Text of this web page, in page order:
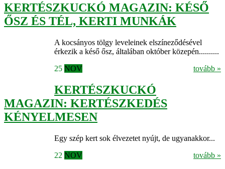
KERTÉSZKUCKÓ MAGAZIN: KÉSŐ
ŐSZ ÉS TÉL, KERTI MUNKÁK
A kocsányos tölgy leveleinek elszíneződésével
érkezik a késő ősz, általában október közepén..........
tovább »
25 NOV
KERTÉSZKUCKÓ
MAGAZIN: KERTÉSZKEDÉS
KÉNYELMESEN
Egy szép kert sok élvezetet nyújt, de ugyanakkor...
tovább »
22 NOV